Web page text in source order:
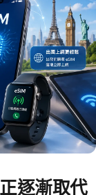
逐漸取代